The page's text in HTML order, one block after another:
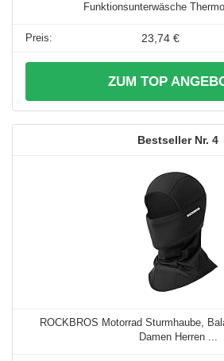
Funktionsunterwäsche
23,74 €
ZUM TOP
4
ROCKBROS Motorrad Sturmhaube,
Damen Herren ...